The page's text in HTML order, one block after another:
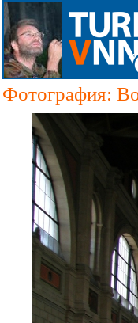
Фотография: